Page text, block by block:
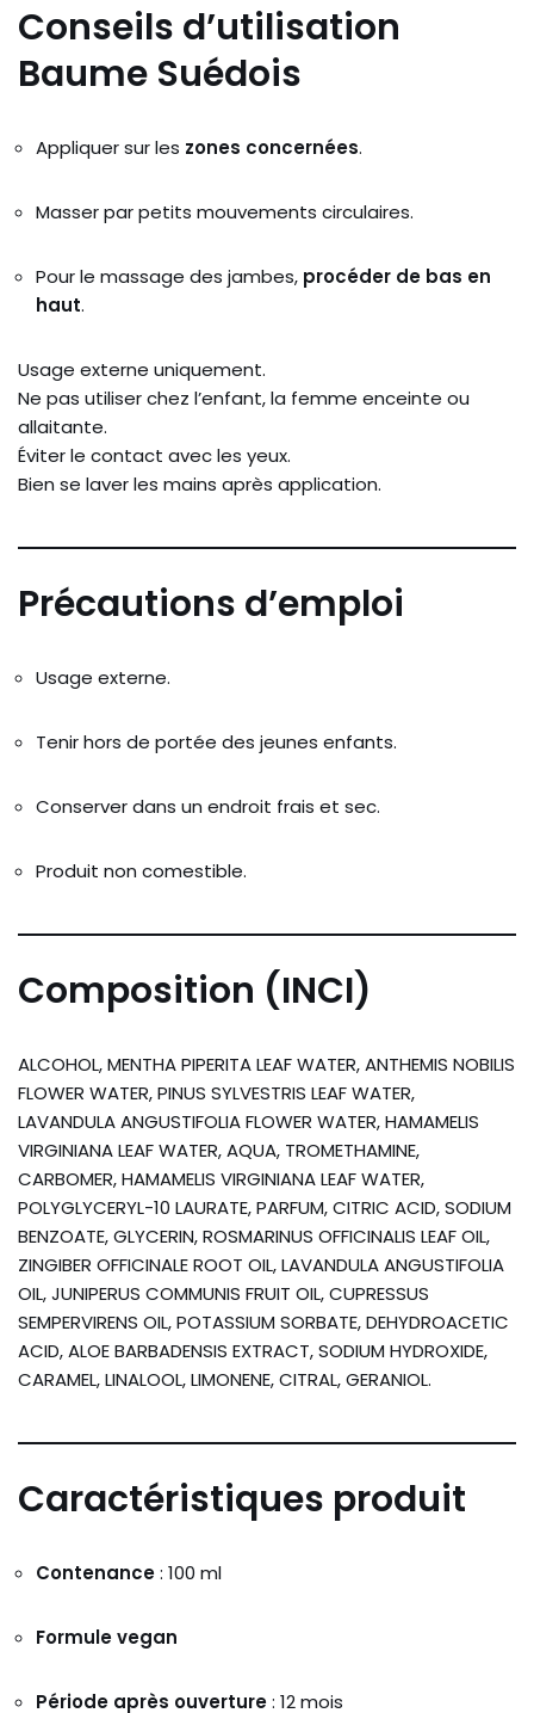
Conseils d’utilisation
Baume Suédois
Appliquer sur les zones concernées.
Masser par petits mouvements circulaires.
Pour le massage des jambes, procéder de bas en
haut.
Usage externe uniquement.
Ne pas utiliser chez l’enfant, la femme enceinte ou
allaitante.
Éviter le contact avec les yeux.
Bien se laver les mains après application.
Précautions d’emploi
Usage externe.
Tenir hors de portée des jeunes enfants.
Conserver dans un endroit frais et sec.
Produit non comestible.
Composition (INCI)
ALCOHOL, MENTHA PIPERITA LEAF WATER, ANTHEMIS NOBILIS
FLOWER WATER, PINUS SYLVESTRIS LEAF WATER,
LAVANDULA ANGUSTIFOLIA FLOWER WATER, HAMAMELIS
VIRGINIANA LEAF WATER, AQUA, TROMETHAMINE,
CARBOMER, HAMAMELIS VIRGINIANA LEAF WATER,
POLYGLYCERYL-10 LAURATE, PARFUM, CITRIC ACID, SODIUM
BENZOATE, GLYCERIN, ROSMARINUS OFFICINALIS LEAF OIL,
ZINGIBER OFFICINALE ROOT OIL, LAVANDULA ANGUSTIFOLIA
OIL, JUNIPERUS COMMUNIS FRUIT OIL, CUPRESSUS
SEMPERVIRENS OIL, POTASSIUM SORBATE, DEHYDROACETIC
ACID, ALOE BARBADENSIS EXTRACT, SODIUM HYDROXIDE,
CARAMEL, LINALOOL, LIMONENE, CITRAL, GERANIOL.
Caractéristiques produit
Contenance: 100 ml
Formule vegan
Période après ouverture: 12 mois